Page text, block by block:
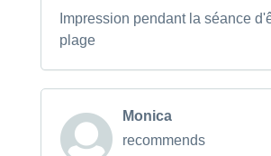
Impression pendant la séance
plage
Monica
recommends